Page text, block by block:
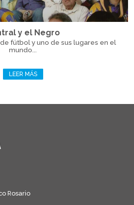
y el Negro
fútbol y uno de sus lugares en el
mundo...
LEER MÁS
Rosario